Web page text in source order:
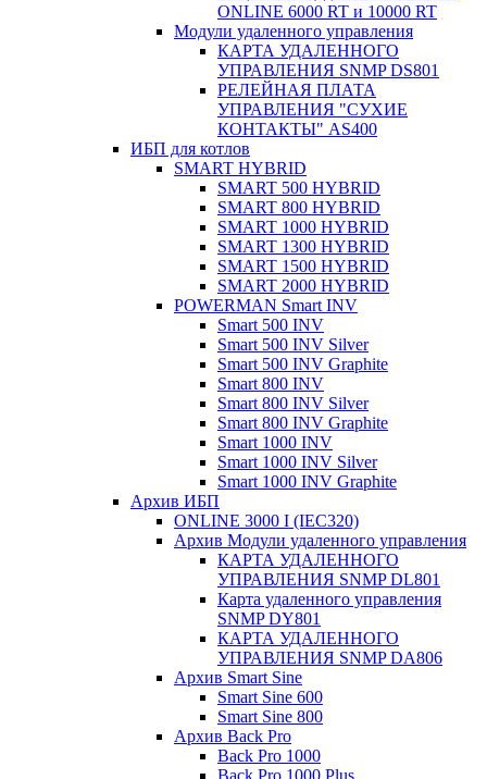
ONLINE 6000 RT и 10000 RT
Модули удаленного управления
КАРТА УДАЛЕННОГО
УПРАВЛЕНИЯ SNMP DS801
РЕЛЕЙНАЯ ПЛАТА
УПРАВЛЕНИЯ "СУХИЕ
КОНТАКТЫ" AS400
ИБП для котлов
SMART HYBRID
SMART 500 HYBRID
SMART 800 HYBRID
SMART 1000 HYBRID
SMART 1300 HYBRID
SMART 1500 HYBRID
SMART 2000 HYBRID
POWERMAN Smart INV
Smart 500 INV
Smart 500 INV Silver
Smart 500 INV Graphite
Smart 800 INV
Smart 800 INV Silver
Smart 800 INV Graphite
Smart 1000 INV
Smart 1000 INV Silver
Smart 1000 INV Graphite
Архив ИБП
ONLINE 3000 I (IEC320)
Архив Модули удаленного управления
КАРТА УДАЛЕННОГО
УПРАВЛЕНИЯ SNMP DL801
Карта удаленного управления
SNMP DY801
КАРТА УДАЛЕННОГО
УПРАВЛЕНИЯ SNMP DА806
Архив Smart Sine
Smart Sine 600
Smart Sine 800
Архив Back Pro
Back Pro 1000
Back Pro 1000 Plus